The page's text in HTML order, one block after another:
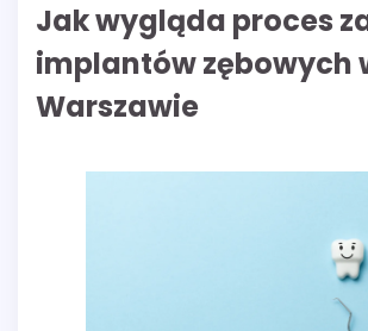
Jak wygląda proces
implantów zębowych
Warszawie